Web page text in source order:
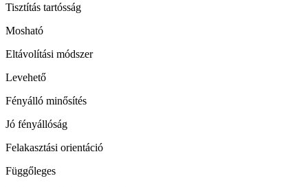
Tisztítás tartósság
Mosható
Eltávolítási módszer
Levehető
Fényálló minősítés
Jó fényállóság
Felakasztási orientáció
Függőleges